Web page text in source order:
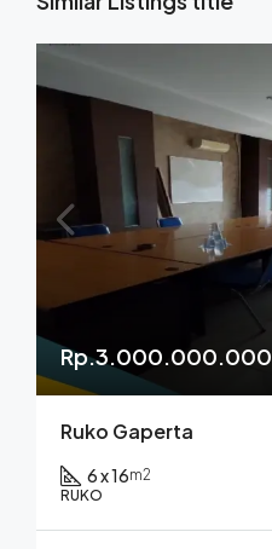
Rp.3.000.000.000
Ruko Gaperta
6 x 16m2
RUKO